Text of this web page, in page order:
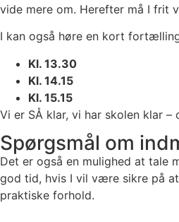
vide mere om. Herefter må I frit
I kan også høre en kort
Kl. 13.30
Kl. 14.15
Kl. 15.15
Vi er SÅ klar, vi har skolen klar
Spørgsmål om
Det er også en mulighed at tale
god tid, hvis I vil være sikre på
praktiske forhold.